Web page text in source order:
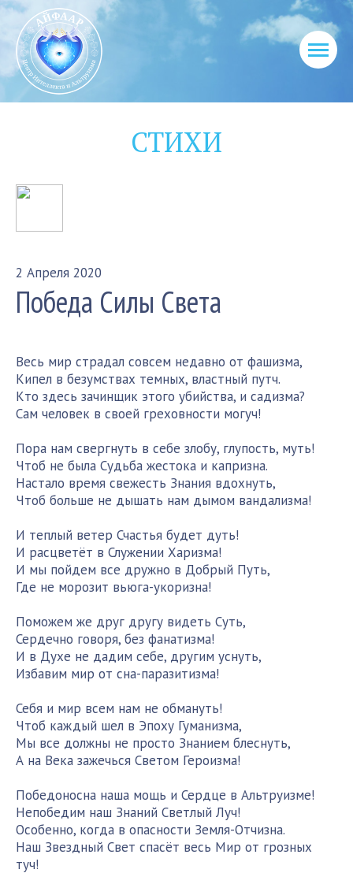
СТИХИ
2 Апреля 2020
Победа Силы Света
Весь мир страдал совсем недавно от фашизма,
Кипел в безумствах темных, властный путч.
Кто здесь зачинщик этого убийства, и садизма?
Сам человек в своей греховности могуч!
Пора нам свергнуть в себе злобу, глупость, муть!
Чтоб не была Судьба жестока и капризна.
Настало время свежесть Знания вдохнуть,
Чтоб больше не дышать нам дымом вандализма!
И теплый ветер Счастья будет дуть!
И расцветёт в Служении Харизма!
И мы пойдем все дружно в Добрый Путь,
Где не морозит вьюга-укоризна!
Поможем же друг другу видеть Суть,
Сердечно говоря, без фанатизма!
И в Духе не дадим себе, другим уснуть,
Избавим мир от сна-паразитизма!
Себя и мир всем нам не обмануть!
Чтоб каждый шел в Эпоху Гуманизма,
Мы все должны не просто Знанием блеснуть,
А на Века зажечься Светом Героизма!
Победоносна наша мощь и Сердце в Альтруизме!
Непобедим наш Знаний Светлый Луч!
Особенно, когда в опасности Земля-Отчизна.
Наш Звездный Свет спасёт весь Мир от грозных
туч!